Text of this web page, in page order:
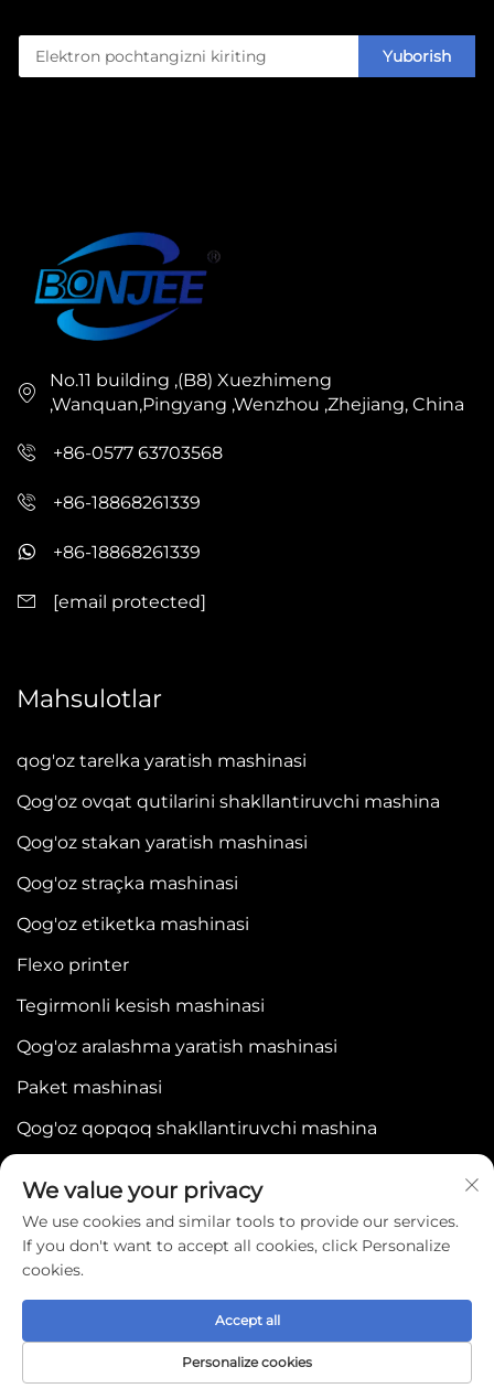
Yuborish
No.11 building ,(B8) Xuezhimeng
,Wanquan,Pingyang ,Wenzhou ,Zhejiang, China
+86-0577 63703568
+86-18868261339
+86-18868261339
[email protected]
Mahsulotlar
qog'oz tarelka yaratish mashinasi
Qog'oz ovqat qutilarini shakllantiruvchi mashina
Qog'oz stakan yaratish mashinasi
Qog'oz straçka mashinasi
Qog'oz etiketka mashinasi
Flexo printer
Tegirmonli kesish mashinasi
Qog'oz aralashma yaratish mashinasi
Paket mashinasi
Qog'oz qopqoq shakllantiruvchi mashina
MACHINERY CO.,LTD -
Maxfiylik siyosati
We value your privacy
We use cookies and similar tools to provide our services.
If you don't want to accept all cookies, click Personalize
cookies.
Personalize cookies
Accept all